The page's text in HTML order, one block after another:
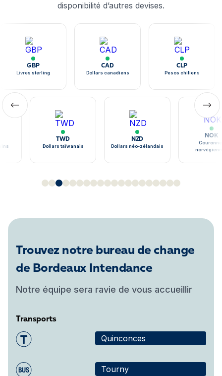
disponibilité d’autres devises.
GBP
Livres sterling
CAD
Dollars canadiens
CLP
Pesos chiliens
TWD
Dollars taïwanais
NZD
Dollars néo-zélandais
NOK
Trouvez notre bureau de change
de Bordeaux Intendance
Notre équipe sera ravie de vous accueillir
Transports
Quinconces
Tourny